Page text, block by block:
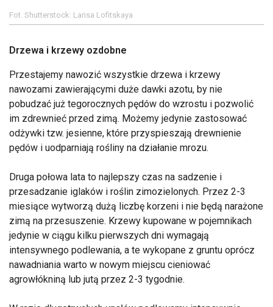
Fot. Shutterstock: Larisa Lofitskaya
Drzewa i krzewy ozdobne
Przestajemy nawozić wszystkie drzewa i krzewy
nawozami zawierającymi duże dawki azotu, by nie
pobudzać już tegorocznych pędów do wzrostu i pozwolić
im zdrewnieć przed zimą. Możemy jedynie zastosować
odżywki tzw. jesienne, które przyspieszają drewnienie
pędów i uodparniają rośliny na działanie mrozu.
Druga połowa lata to najlepszy czas na sadzenie i
przesadzanie iglaków i roślin zimozielonych. Przez 2-3
miesiące wytworzą dużą liczbę korzeni i nie będą narażone
zimą na przesuszenie. Krzewy kupowane w pojemnikach
jedynie w ciągu kilku pierwszych dni wymagają
intensywnego podlewania, a te wykopane z gruntu oprócz
nawadniania warto w nowym miejscu cieniować
agrowłókniną lub jutą przez 2-3 tygodnie.